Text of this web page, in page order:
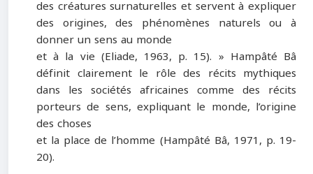
des créatures surnaturelles et servent à expliquer
des origines, des phénomènes naturels ou à
donner un sens au monde
et à la vie (Eliade, 1963, p. 15). » Hampâté Bâ
définit clairement le rôle des récits mythiques
dans les sociétés africaines comme des récits
porteurs de sens, expliquant le monde, l’origine
des choses
et la place de l’homme (Hampâté Bâ, 1971, p. 19-
20).